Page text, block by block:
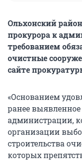
Ольхонский
прокурора к
требованием
очистные
сайте
«Основанием
ранее
администрации,
организации
строительства
которых